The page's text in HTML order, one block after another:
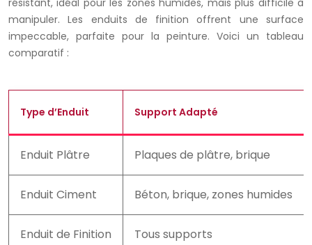
résistant, idéal pour les zones humides, mais plus difficile à
manipuler. Les enduits de finition offrent une surface
impeccable, parfaite pour la peinture. Voici un tableau
comparatif :
Type d’Enduit Support Adapté
Enduit Plâtre Plaques de plâtre, brique
Enduit Ciment Béton, brique, zones humides
Enduit de Finition Tous supports